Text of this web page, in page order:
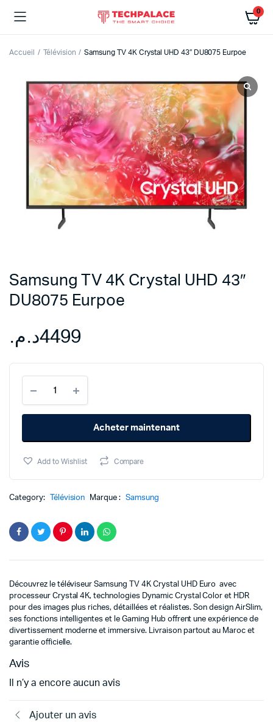
0
Accueil Télévision Samsung TV 4K Crystal UHD 43″ DU8075 Eurpoe
Samsung TV 4K Crystal UHD 43″
DU8075 Eurpoe
4499د.م.
4K
Crystal
43"
Eurpoe
Acheter maintenant
Add to Wishlist Compare
Category: Télévision Marque : Samsung
Découvrez le téléviseur Samsung TV 4K Crystal UHD Euro avec
processeur Crystal 4K, technologies Dynamic Crystal Color et HDR
pour des images plus riches, détaillées et réalistes. Son design AirSlim,
ses fonctions intelligentes et le Gaming Hub offrent une expérience de
divertissement moderne et immersive. Livraison partout au Maroc et
garantie officielle.
Avis
Il n’y a encore aucun avis
Ajouter un avis